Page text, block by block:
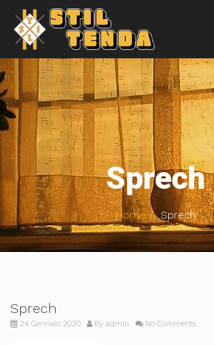
Sprech
Home Sprech
Sprech
24 Gennaio 2020 By admin No Comments